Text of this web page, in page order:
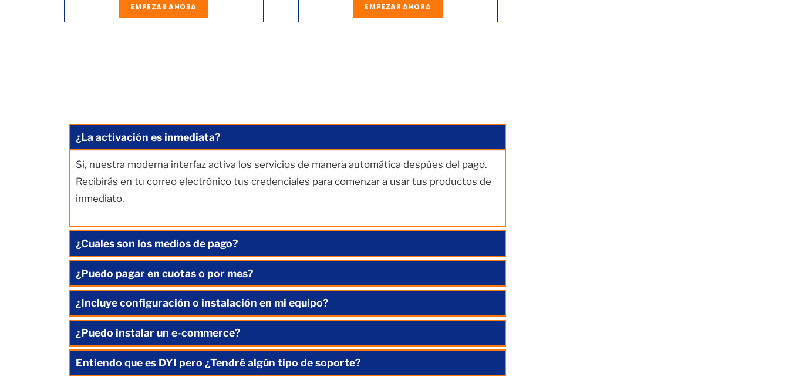
EMPEZAR AHORA EMPEZAR AHORA
¿La activación es inmediata?
Si, nuestra moderna interfaz activa los servicios de manera automática despúes del pago.
Recibirás en tu correo electrónico tus credenciales para comenzar a usar tus productos de
inmediato.
¿Cuales son los medios de pago?
¿Puedo pagar en cuotas o por mes?
¿Incluye configuración o instalación en mi equipo?
¿Puedo instalar un e-commerce?
Entiendo que es DYI pero ¿Tendré algún tipo de soporte?